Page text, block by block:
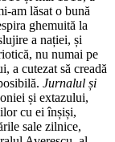
am lăsat o bună
ghemuită la
a nației, și
nu numai pe
a cutezat să creadă
Jurnalul și
și extazului,
cu ei înșiși,
sale zilnice,